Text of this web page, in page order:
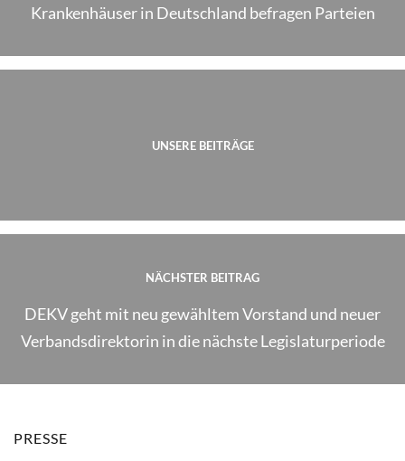
Krankenhäuser in Deutschland befragen Parteien
UNSERE BEITRÄGE
NÄCHSTER BEITRAG
DEKV geht mit neu gewähltem Vorstand und neuer
Verbandsdirektorin in die nächste Legislaturperiode
PRESSE